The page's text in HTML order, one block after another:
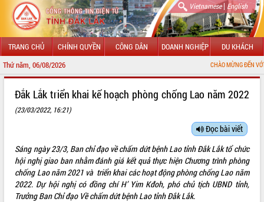
Vietnamese| English
TRANG CHỦ CHÍNH QUYỀN CÔNG DÂN DOANH NGHIỆP DU KHÁCH
Thứ năm, 06/08/2026 CHÀO MỪNG ĐẾN VỚI CỔNG
GIỚI THIỆU
LÃNH ĐẠO UBND TỈNH
SỞ, BAN, NGÀNH
UBND CÁC XÃ, PHƯỜNG
Đắk Lắk triển khai kế hoạch phòng chống Lao năm 2022
(23/03/2022, 16:21)
Đọc bài viết
Sáng ngày 23/3, Ban chỉ đạo về chấm dứt bệnh Lao tỉnh Đắk Lắk tổ chức
hội nghị giao ban nhằm đánh giá kết quả thực hiện Chương trình phòng
chống Lao năm 2021 và triển khai các hoạt động phòng chống Lao năm
2022. Dự hội nghị có đồng chí H’ Yim Kđoh, phó chủ tịch UBND tỉnh,
Trưởng Ban Chỉ đạo Về chấm dứt bệnh Lao tỉnh Đắk Lắk.